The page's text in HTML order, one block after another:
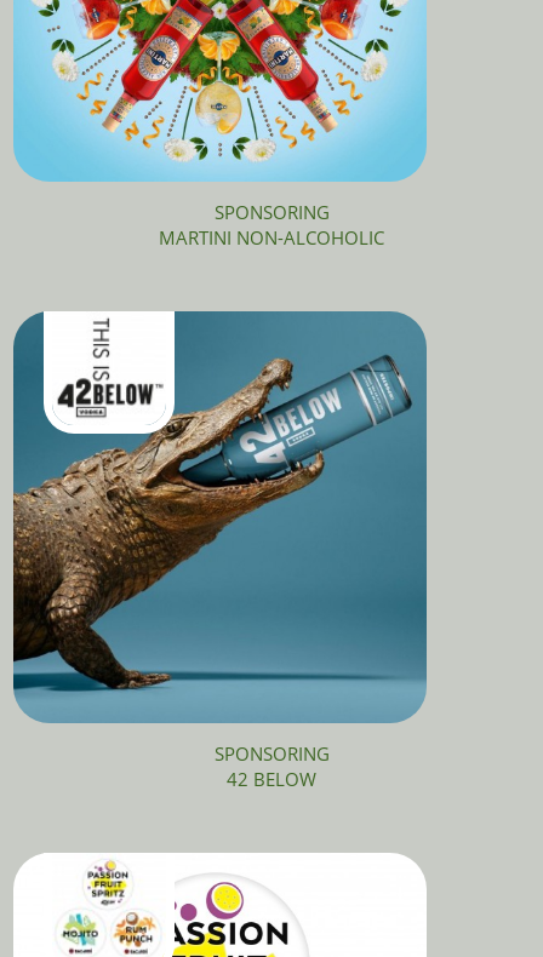
SPONSORING
MARTINI NON-ALCOHOLIC
SPONSORING
42 BELOW